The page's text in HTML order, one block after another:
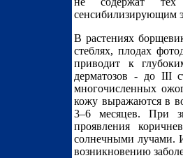
сенсибилизирующим
В растениях
стеблях, плодах
приводит к
дерматозов - до III
многочисленных
кожу выражаются в
3–6 месяцев. При
проявления
солнечными лучами.
возникновению